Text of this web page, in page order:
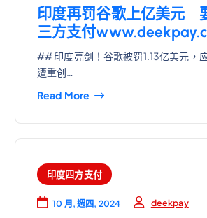
印度再罚谷歌上亿美元
三方支付
## 印度亮剑！谷歌被罚1.13亿美元，
遭重创…
Read More
印度四方支付
10 月, 週四, 2024 deekpay